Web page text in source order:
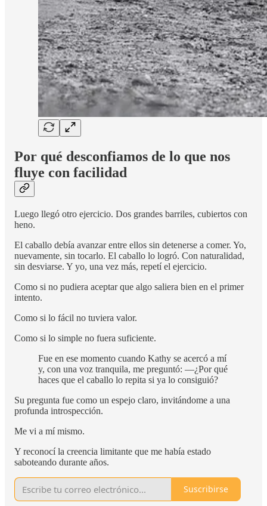
Por qué desconfiamos de lo que nos
fluye con facilidad
Luego llegó otro ejercicio. Dos grandes barriles, cubiertos con
heno.
El caballo debía avanzar entre ellos sin detenerse a comer. Yo,
nuevamente, sin tocarlo. El caballo lo logró. Con naturalidad,
sin desviarse. Y yo, una vez más, repetí el ejercicio.
Como si no pudiera aceptar que algo saliera bien en el primer
intento.
Como si lo fácil no tuviera valor.
Como si lo simple no fuera suficiente.
Fue en ese momento cuando Kathy se acercó a mí
y, con una voz tranquila, me preguntó: —¿Por qué
haces que el caballo lo repita si ya lo consiguió?
Su pregunta fue como un espejo claro, invitándome a una
profunda introspección.
Me vi a mí mismo.
Y reconocí la creencia limitante que me había estado
saboteando durante años.
Suscribirse